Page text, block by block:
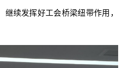
继续发挥好工会桥梁纽带作用，